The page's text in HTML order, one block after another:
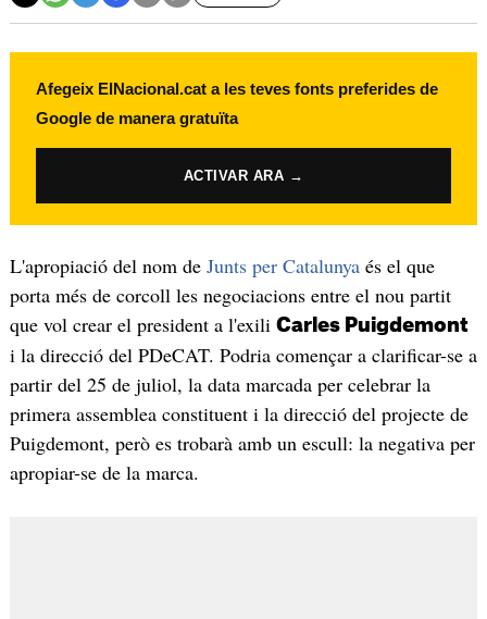
Afegeix ElNacional.cat a les teves fonts preferides de
Google de manera gratuïta
ACTIVAR ARA →
L'apropiació del nom de Junts per Catalunyaés el que
porta més de corcoll les negociacions entre el nou partit
que vol crear el president a l'exili Carles Puigdemont
i la direcció del PDeCAT. Podria començar a clarificar-se a
partir del 25 de juliol, la data marcada per celebrar la
primera assemblea constituent i la direcció del projecte de
Puigdemont, però es trobarà amb un escull: la negativa per
apropiar-se de la marca.